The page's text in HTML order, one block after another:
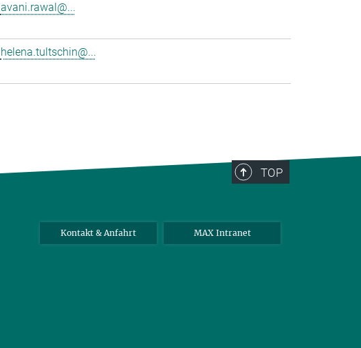
avani.rawal@...
helena.tultschin@...
TOP
Kontakt & Anfahrt MAX Intranet